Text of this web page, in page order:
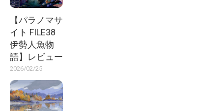
【パラノマサ
イト FILE38
伊勢人魚物
語】レビュー
2026/02/25